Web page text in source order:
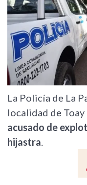
La Policía de La
localidad de Toay
acusado de
hijastra.